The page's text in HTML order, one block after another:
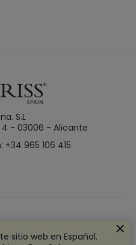
S.L
4 - 03006 - Alicante
+34 965 106 415
sitio web en Español.